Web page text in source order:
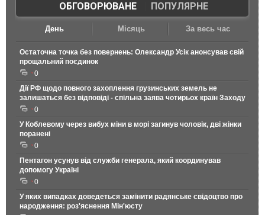
ОБГОВОРЮВАНЕ| ПОПУЛЯРНЕ
День Місяць За весь час
Остаточна точка без повернень: Олександр Усік анонсував свій
прощальний поєдинок
0
Дії РФ щодо повного захоплення грузинських земель не
залишаться без відповіді - спільна заява чотирьох країн Заходу
0
У Коблевому через вибух міни в морі загинув чоловік, дві жінки
поранені
0
Пентагон усунув від служби генерала, який координував
допомогу Україні
0
У яких випадках доведеться замінити радянське свідоцтво про
народження: роз'яснення Мін'юсту